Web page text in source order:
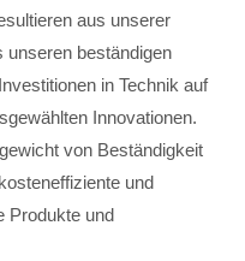
aus unserer
unseren beständigen
in Technik auf
Innovationen.
von Beständigkeit
und
Produkte und